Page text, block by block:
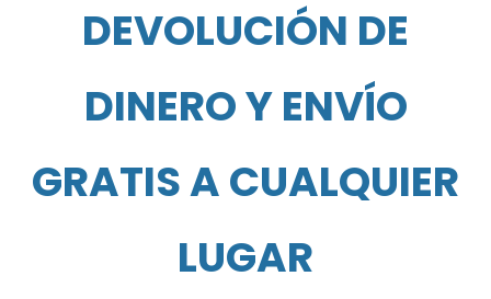
DEVOLUCIÓN DE
DINERO Y ENVÍO
GRATIS A CUALQUIER
LUGAR